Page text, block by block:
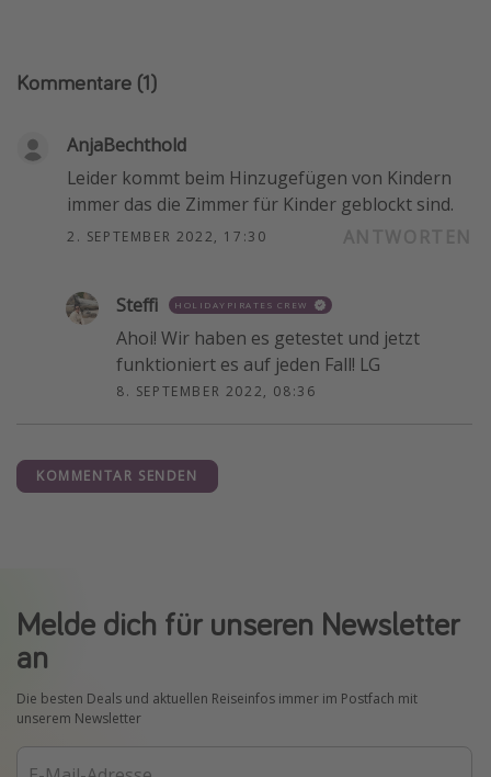
Kommentare (1)
AnjaBechthold
Leider kommt beim Hinzugefügen von Kindern
immer das die Zimmer für Kinder geblockt sind.
2. SEPTEMBER 2022, 17:30
Steffi HOLIDAYPIRATES CREW
Ahoi! Wir haben es getestet und jetzt
funktioniert es auf jeden Fall! LG
8. SEPTEMBER 2022, 08:36
KOMMENTAR SENDEN
Melde dich für unseren Newsletter
an
Die besten Deals und aktuellen Reiseinfos immer im Postfach mit
unserem Newsletter